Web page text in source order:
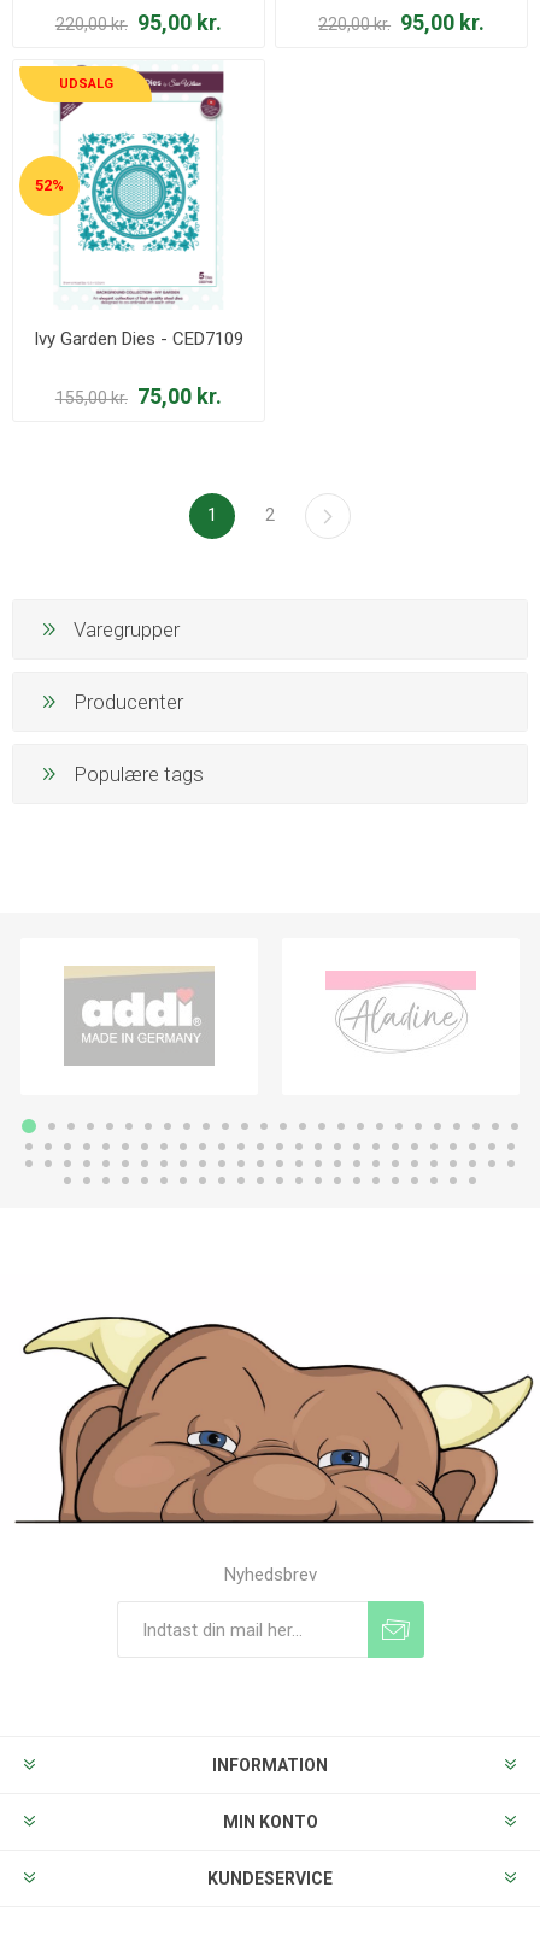
220,00 kr. 95,00 kr. 220,00 kr. 95,00 kr.
UDSALG
52%
Ivy Garden Dies - CED7109
155,00 kr. 75,00 kr.
1 2
Varegrupper
Producenter
Populære tags
Nyhedsbrev
INFORMATION
MIN KONTO
KUNDESERVICE